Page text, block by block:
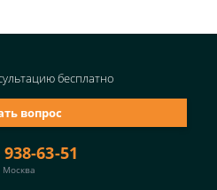
63-51
Москва
вопрос
бесплатно